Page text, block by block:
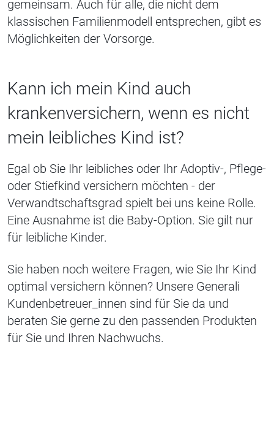
gemeinsam. Auch für alle, die nicht dem
klassischen Familienmodell entsprechen, gibt es
Möglichkeiten der Vorsorge.
Kann ich mein Kind auch
krankenversichern, wenn es nicht
mein leibliches Kind ist?
Egal ob Sie Ihr leibliches oder Ihr Adoptiv-, Pflege-
oder Stiefkind versichern möchten - der
Verwandtschaftsgrad spielt bei uns keine Rolle.
Eine Ausnahme ist die Baby-Option. Sie gilt nur
für leibliche Kinder.
Sie haben noch weitere Fragen, wie Sie Ihr Kind
optimal versichern können? Unsere Generali
Kundenbetreuer_innen sind für Sie da und
beraten Sie gerne zu den passenden Produkten
für Sie und Ihren Nachwuchs.